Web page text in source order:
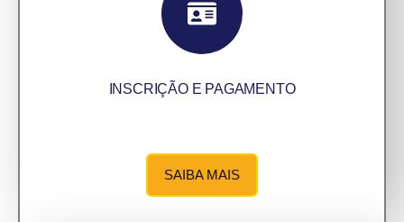
INSCRIÇÃO E PAGAMENTO
SAIBA MAIS